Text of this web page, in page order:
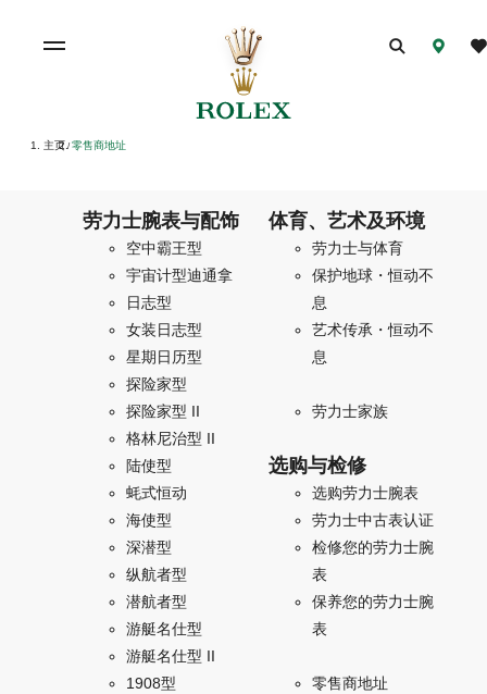
主页/ 零售商地址
劳力士腕表与配饰
空中霸王型
宇宙计型迪通拿
日志型
女装日志型
星期日历型
探险家型
探险家型 II
格林尼治型 II
陆使型
蚝式恒动
海使型
深潜型
纵航者型
潜航者型
游艇名仕型
游艇名仕型 II
1908型
体育、艺术及环境
劳力士与体育
保护地球・恒动不
息
艺术传承・恒动不
息
劳力士家族
选购与检修
选购劳力士腕表
劳力士中古表认证
检修您的劳力士腕
表
保养您的劳力士腕
表
零售商地址